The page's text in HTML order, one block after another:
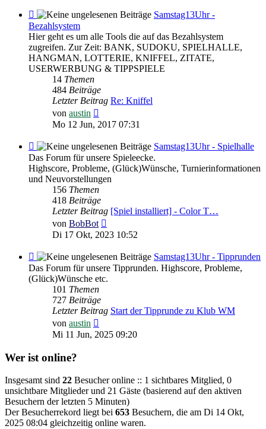
Feed
-
Samstag13Uhr
-
Bezahlsystem
Samstag13Uhr -
Bezahlsystem
Hier geht es um alle Tools die auf das Bezahlsystem
zugreifen. Zur Zeit: BANK, SUDOKU, SPIELHALLE,
HANGMAN, LOTTERIE, KNIFFEL, ZITATE,
USERWERBUNG & TIPPSPIELE
14 Themen
484 Beiträge
Letzter Beitrag Re: Kniffel
von austin
Beitrag
Mo 12 Jun, 2017 07:31
Feed
-
Samstag13Uhr
-
Spielhalle
Samstag13Uhr - Spielhalle
Das Forum für unsere Spieleecke.
Highscore, Probleme, (Glück)Wünsche, Turnierinformationen
und Neuvorstellungen
156 Themen
418 Beiträge
Letzter Beitrag [Spiel installiert] - Color T…
von BobBot
Beitrag
Di 17 Okt, 2023 10:52
Feed
-
Samstag13Uhr
Tipprunden
Samstag13Uhr - Tipprunden
Das Forum für unsere Tipprunden. Highscore, Probleme,
(Glück)Wünsche etc.
101 Themen
727 Beiträge
Letzter Beitrag Start der Tipprunde zu Klub WM
von austin
Beitrag
Mi 11 Jun, 2025 09:20
Wer ist online?
Insgesamt sind 22 Besucher online :: 1 sichtbares Mitglied, 0
unsichtbare Mitglieder und 21 Gäste (basierend auf den aktiven
Besuchern der letzten 5 Minuten)
Der Besucherrekord liegt bei 653 Besuchern, die am Di 14 Okt,
2025 08:04 gleichzeitig online waren.